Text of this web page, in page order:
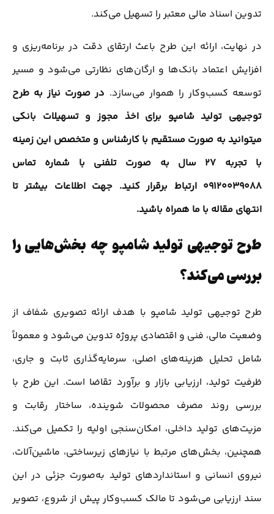
تدوین اسناد مالی معتبر را تسهیل می‌کند.
در نهایت، ارائه این طرح باعث ارتقای دقت در برنامه‌ریزی و
افزایش اعتماد بانک‌ها و ارگان‌های نظارتی می‌شود و مسیر
توسعه کسب‌وکار را هموار می‌سازد. در صورت نیاز به طرح
توجیهی تولید شامپو برای اخذ مجوز و تسهیلات بانکی
میتوانید به صورت مستقیم با کارشناس و متخصص این زمینه
با تجربه 27 سال به صورت تلفنی با شماره تماس
09120039088 ارتباط برقرار کنید. جهت اطلاعات بیشتر تا
انتهای مقاله با ما همراه باشید.
طرح توجیهی تولید شامپو چه بخش‌هایی را
بررسی می‌کند؟
طرح توجیهی تولید شامپو با هدف ارائه تصویری شفاف از
وضعیت مالی، فنی و اقتصادی پروژه تدوین می‌شود و معمولاً
شامل تحلیل هزینه‌های اصلی، سرمایه‌گذاری ثابت و جاری،
ظرفیت تولید، ارزیابی بازار و برآورد تقاضا است. این طرح با
بررسی روند مصرف محصولات شوینده، ساختار رقابت و
مزیت‌های تولید داخلی، امکان‌سنجی اولیه را تکمیل می‌کند.
همچنین، بخش‌های مرتبط با نیازهای زیرساختی، ماشین‌آلات،
نیروی انسانی و استانداردهای تولید به‌صورت جزئی در این
سند ارزیابی می‌شود تا مالک کسب‌وکار پیش از شروع، تصویر